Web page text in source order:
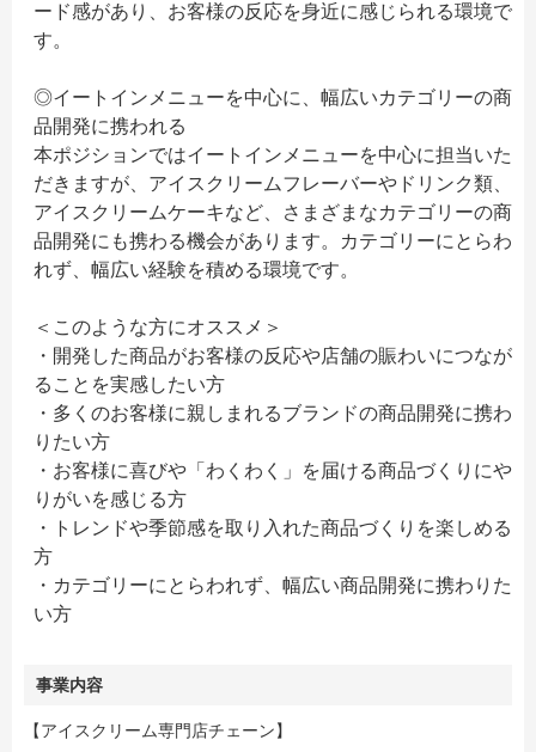
ード感があり、お客様の反応を身近に感じられる環境で
す。
◎イートインメニューを中心に、幅広いカテゴリーの商
品開発に携われる
本ポジションではイートインメニューを中心に担当いた
だきますが、アイスクリームフレーバーやドリンク類、
アイスクリームケーキなど、さまざまなカテゴリーの商
品開発にも携わる機会があります。カテゴリーにとらわ
れず、幅広い経験を積める環境です。
＜このような方にオススメ＞
・開発した商品がお客様の反応や店舗の賑わいにつなが
ることを実感したい方
・多くのお客様に親しまれるブランドの商品開発に携わ
りたい方
・お客様に喜びや「わくわく」を届ける商品づくりにや
りがいを感じる方
・トレンドや季節感を取り入れた商品づくりを楽しめる
方
・カテゴリーにとらわれず、幅広い商品開発に携わりた
い方
事業内容
【アイスクリーム専門店チェーン】